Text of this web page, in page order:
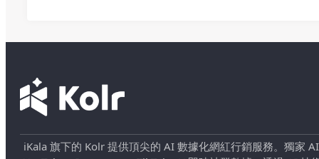
iKala 旗下的 Kolr 提供頂尖的 AI 數據化網紅行銷服務。獨家